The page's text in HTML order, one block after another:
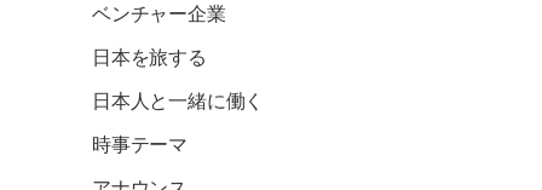
ベンチャー企業
日本を旅する
日本人と一緒に働く
時事テーマ